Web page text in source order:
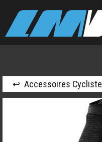
↩ Accessoires Cycliste